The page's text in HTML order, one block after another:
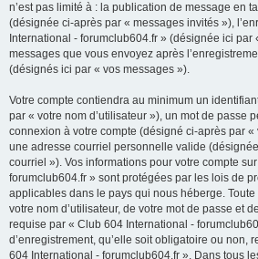
n’est pas limité à : la publication de message en
(désignée ci-après par « messages invités »),
International - forumclub604.fr » (désignée ici par
messages que vous envoyez après
(désignés ici par « vos messages »).
Votre compte contiendra au minimum un
par « votre nom d’utilisateur »), un mot de passe
connexion à votre compte (désigné ci-après par «
une adresse courriel personnelle valide
courriel »). Vos informations pour votre compte
forumclub604.fr » sont protégées par les lois de
applicables dans le pays qui nous héberge.
votre nom d’utilisateur, de votre mot de passe et
requise par « Club 604 International -
d’enregistrement, qu’elle soit obligatoire ou non,
604 International - forumclub604.fr ». Dans tous